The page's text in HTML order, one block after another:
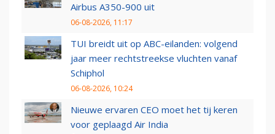
Airbus A350-900 uit
06-08-2026, 11:17
TUI breidt uit op ABC-eilanden: volgend
jaar meer rechtstreekse vluchten vanaf
Schiphol
06-08-2026, 10:24
Nieuwe ervaren CEO moet het tij keren
voor geplaagd Air India